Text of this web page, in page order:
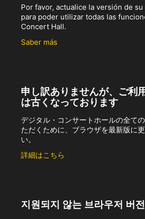
Por favor, actualice la versión de
para poder utilizar todas las
Concert Hall.
Saber más
申し訳ありませんが、ご利
は古くなっております
デジタル・コンサートホールの全て
ただくために、ブラウザを最新版に
い。
詳細はこちら
지원되지 않는 브라우저 버